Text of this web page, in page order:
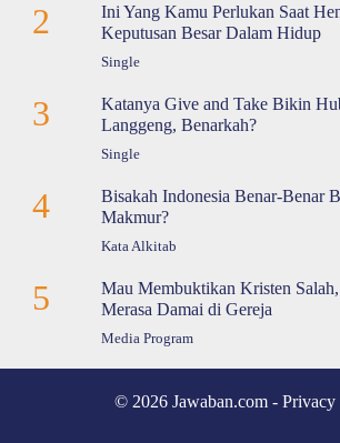
2
Ini Yang Kamu Perlukan Saat
Keputusan Besar Dalam Hidup
Single
3
Katanya Give and Take Bikin
Langgeng, Benarkah?
Single
4
Bisakah Indonesia Benar-Benar
Makmur?
Kata Alkitab
5
Mau Membuktikan Kristen
Merasa Damai di Gereja
Media Program
© 2026 Jawaban.com - Privacy